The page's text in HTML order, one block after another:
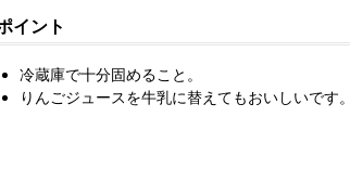
イント
冷蔵庫で十分固めること。
りんごジュースを牛乳に替えてもおいしいです。